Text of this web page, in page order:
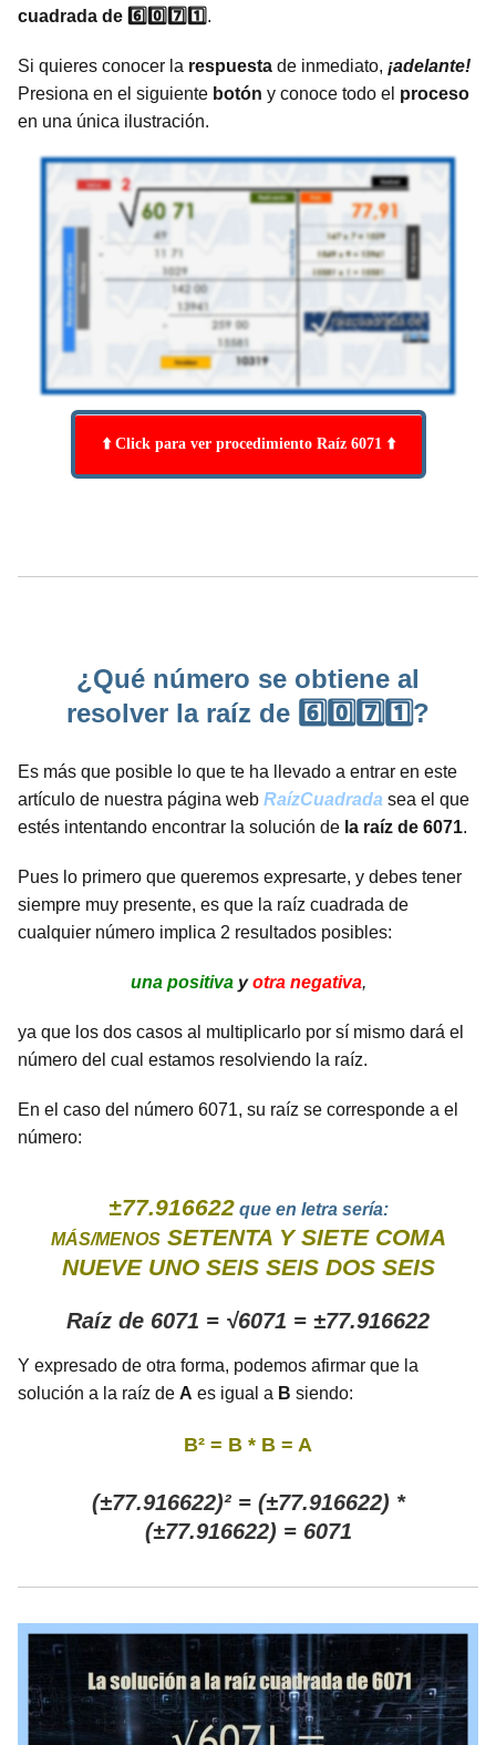
cuadrada de 6️⃣0️⃣7️⃣1️⃣ .
Si quieres conocer la respuesta de inmediato, ¡adelante!
Presiona en el siguiente botón y conoce todo el proceso
en una única ilustración.
⬆️ Click para ver procedimiento Raíz 6071 ⬆️
¿Qué número se obtiene al
resolver la raíz de 6️⃣0️⃣7️⃣1️⃣?
Es más que posible lo que te ha llevado a entrar en este
artículo de nuestra página web RaízCuadrada sea el que
estés intentando encontrar la solución de la raíz de 6071.
Pues lo primero que queremos expresarte, y debes tener
siempre muy presente, es que la raíz cuadrada de
cualquier número implica 2 resultados posibles:
una positivayotra negativa,
ya que los dos casos al multiplicarlo por sí mismo dará el
número del cual estamos resolviendo la raíz.
En el caso del número 6071, su raíz se corresponde a el
número:
±77.916622que en letra sería:
MÁS/MENOS SETENTA Y SIETE COMA
NUEVE UNO SEIS SEIS DOS SEIS
Raíz de 6071 = √6071 = ±77.916622
Y expresado de otra forma, podemos afirmar que la
solución a la raíz de A es igual a B siendo:
B² = B * B = A
(±77.916622)² = (±77.916622) *
(±77.916622) = 6071